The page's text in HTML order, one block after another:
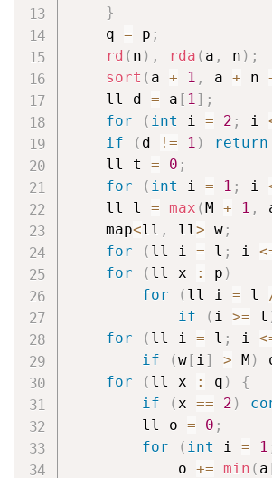
}
    q
= p ;
rd ( n ) , rda ( a , n ) ;
sort ( a + 1 , a + n
    ll d
= a [ 1] ;
for
( int i = 2 ; i
if
( d != 1 ) return
    ll t
= 0 ;
for
( int i = 1 ; i
    ll l
= max (M + 1 ,
    map
<ll , ll> w;
for
( ll i = l ; i
for
( ll x : p )
for
( ll i = l
if
( i >= l
for
( ll i = l ; i
if
(w[ i] > M )
for
( ll x : q )
{
if
(x == 2 )
        ll o
= 0 ;
for
( int i = 1
            o
+= min ( a